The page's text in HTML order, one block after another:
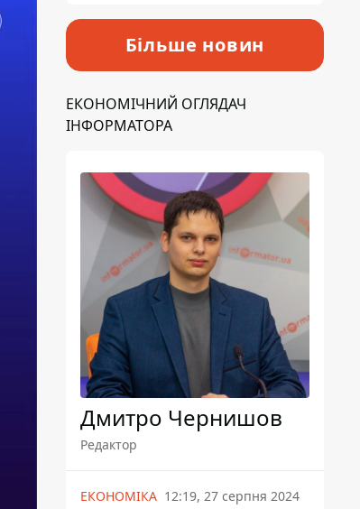
Більше новин
ЕКОНОМІЧНИЙ ОГЛЯДАЧ
ІНФОРМАТОРА
Дмитро Чернишов
Редактор
ЕКОНОМІКА 12:19, 27 серпня 2024